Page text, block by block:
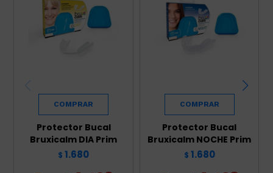
Protector Bucal
Bruxicalm DIA Prim
$ 1.680
Protector Bucal
Bruxicalm NOCHE Prim
$ 1.680